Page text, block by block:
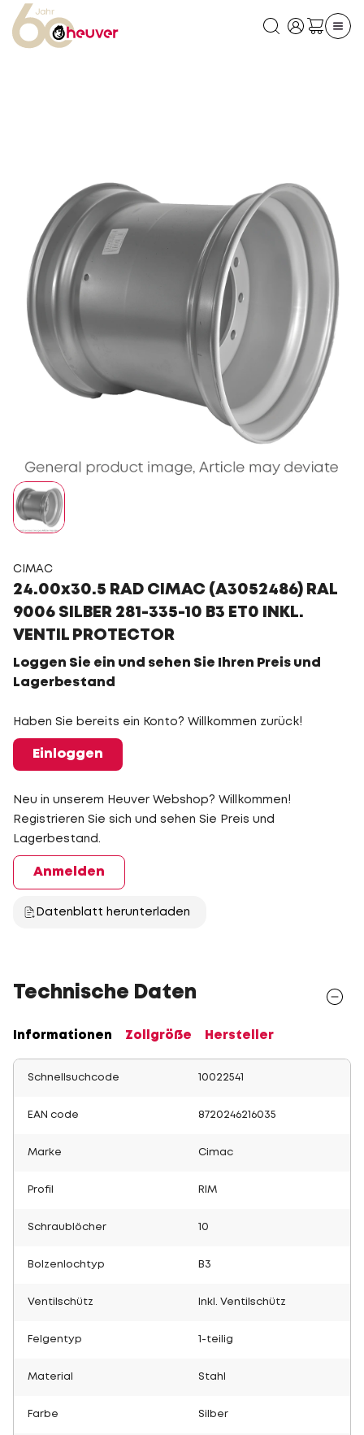
CIMAC
24.00x30.5 RAD CIMAC (A3052486) RAL
9006 SILBER 281-335-10 B3 ET0 INKL.
VENTIL PROTECTOR
Loggen Sie ein und sehen Sie Ihren Preis und
Lagerbestand
Haben Sie bereits ein Konto? Willkommen zurück!
Einloggen
Neu in unserem Heuver Webshop? Willkommen!
Registrieren Sie sich und sehen Sie Preis und
Lagerbestand.
Anmelden
Datenblatt herunterladen
Technische Daten
Informationen Zollgröße Hersteller
Schnellsuchcode 10022541
EAN code 8720246216035
Marke Cimac
Profil RIM
Schraublöcher 10
Bolzenlochtyp B3
Ventilschütz Inkl. Ventilschütz
Felgentyp 1-teilig
Material Stahl
Farbe Silber